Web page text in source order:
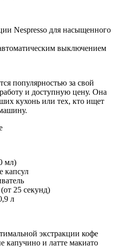
Nespresso для насыщенного
выключением
популярностью за свой
и доступную цену. Она
кухонь или тех, кто ищет
мл)
капсул
25 секунд)
л
экстракции кофе
капучино и латте макиато